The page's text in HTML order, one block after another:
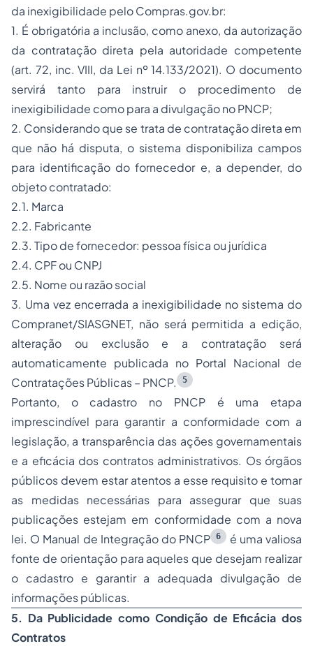
da inexigibilidade peloCompras.gov.br:
1. É obrigatória a inclusão, como anexo, da autorização
da contratação direta pela autoridade competente
(art. 72, inc. VIII, da Lei nº 14.133/2021). O documento
servirá tanto para instruir o procedimento de
inexigibilidade como para a divulgação no PNCP;
2. Considerando que se trata de contratação direta em
que não há disputa, o sistema disponibiliza campos
para identificação do fornecedor e, a depender, do
objeto contratado:
2.1. Marca
2.2. Fabricante
2.3. Tipo de fornecedor: pessoa física ou jurídica
2.4. CPF ou CNPJ
2.5. Nome ou razão social
3. Uma vez encerrada a inexigibilidade no sistema do
Compranet/SIASGNET, não será permitida a edição,
alteração ou exclusão e a contratação será
automaticamente publicada no Portal Nacional de
Contratações Públicas – PNCP.
5
Portanto, o cadastro no PNCP é uma etapa
imprescindível para garantir a conformidade com a
legislação, a transparência das ações governamentais
e a eficácia dos contratos administrativos. Os órgãos
públicos devem estar atentos a esse requisito e tomar
as medidas necessárias para assegurar que suas
publicações estejam em conformidade com a nova
lei. O Manual de Integração do PNCP 6
é uma valiosa
fonte de orientação para aqueles que desejam realizar
o cadastro e garantir a adequada divulgação de
informações públicas.
5. Da Publicidade como Condição de Eficácia dos
Contratos